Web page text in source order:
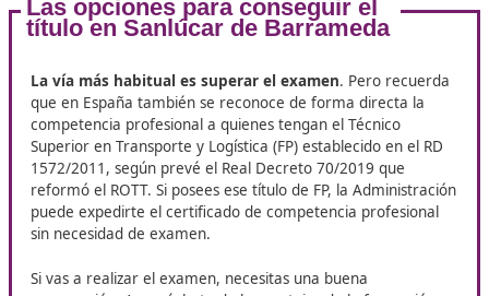
competencia profesional de transporte, se
unpanorama lleno de oportunidades. Algunas de las
Gestor de transporte: En este rol, los profesionales
responsables de planificar, coordinar y supervisar las
operaciones de transporte, asegurando el
todas las normativas correspondientes.
Responsable de logística
: Los responsables de
los productos lleguen a su destino a tiempo y en